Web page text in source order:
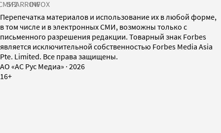
SPARROWINFOX
Перепечатка материалов и использование их в любой форме,
в том числе и в электронных СМИ, возможны только с
письменного разрешения редакции. Товарный знак Forbes
является исключительной собственностью Forbes Media Asia
Pte. Limited. Все права защищены.
AO «АС Рус Медиа» · 2026
16+